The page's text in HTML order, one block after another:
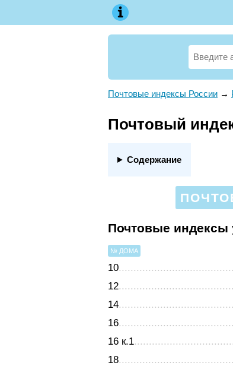
Почтовые индексы России →
Почтовый
Содержание
Почтовые индексы
№ ДОМА
10
12
14
16
16 к.1
18